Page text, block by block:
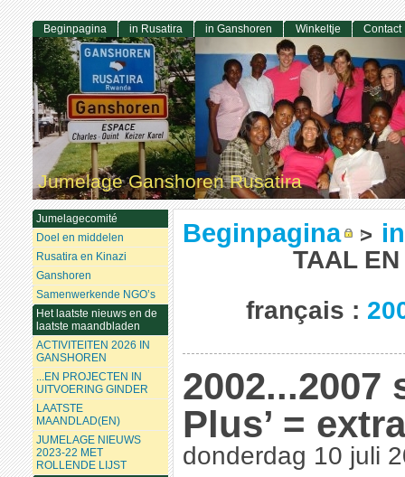
Jumelage Ganshoren Rusatira
Beginpagina >
TAAL
français :
2002...2007
Plus’ =
donderdag 10 juli
Beginpagina in Rusatira in Ganshoren Winkeltje Contact
Jumelagecomité
Doel en middelen
Rusatira en Kinazi
Ganshoren
Samenwerkende NGO’s
Het laatste nieuws en de
laatste maandbladen
ACTIVITEITEN 2026 IN
GANSHOREN
...EN PROJECTEN IN
UITVOERING GINDER
LAATSTE
MAANDLAD(EN)
JUMELAGE NIEUWS
2023-22 MET
ROLLENDE LIJST